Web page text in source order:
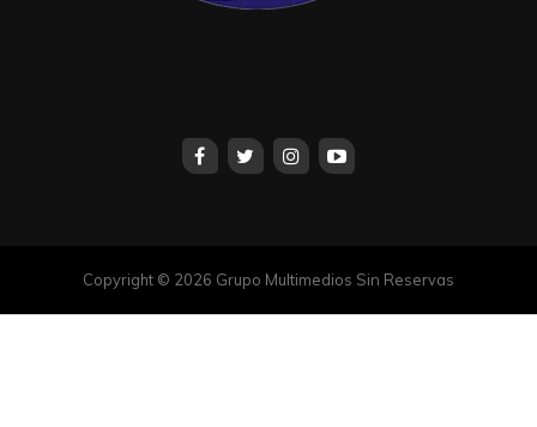
Copyright © 2026 Grupo Multimedios Sin Reservas